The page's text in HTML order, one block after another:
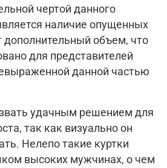
чертой данного
наличие опущенных
объем, что
для представителей
данной частью
удачным решением для
так как визуально он
Нелепо такие куртки
высоких мужчинах, о чем